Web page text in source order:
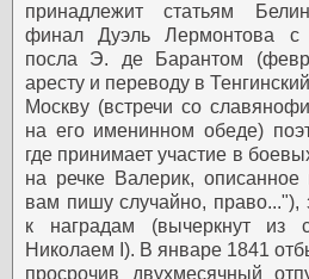
принадлежит статьям
финал
Дуэль Лермонтова с
посла Э. де Барантом
аресту и переводу в
Москву (встречи со
на его именинном обеде)
где принимает участие в
на речке Валерик,
вам пишу случайно, право..."),
к наградам (вычеркнут из
Николаем I). В январе 1841
просрочив двухмесячный